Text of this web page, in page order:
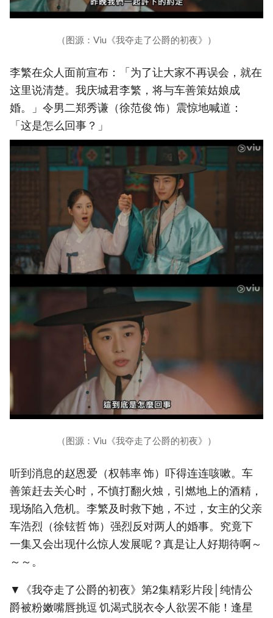
（图源：Viu《我夺走了公爵的初夜》）
李繁在众人面前宣布：「为了让大家不再误会，就在
这里说清楚。我庆城君李繁，将与车善策姑娘成
婚。」令男二郑秀谦（徐范俊 饰）震惊地喊道：
「这是怎么回事？」
（图源：Viu《我夺走了公爵的初夜》）
听到消息的赵恩爱（权韩率 饰）吓得连连咳嗽。车
善策赶去关心时，不慎打翻火烛，引燃地上的酒精，
现场陷入危机。李繁及时救下她，不过，女主的父亲
车浩烈（徐铉哲 饰）强烈反对两人的婚事。究竟下
一集又会出现什么惊人发展呢？真是让人好期待啊～
～～。
▼《我夺走了公爵的初夜》第2集精彩片段│纯情公
爵被粉嫩嘴唇挑逗 饥渴式脱衣令人欲罢不能！逢星